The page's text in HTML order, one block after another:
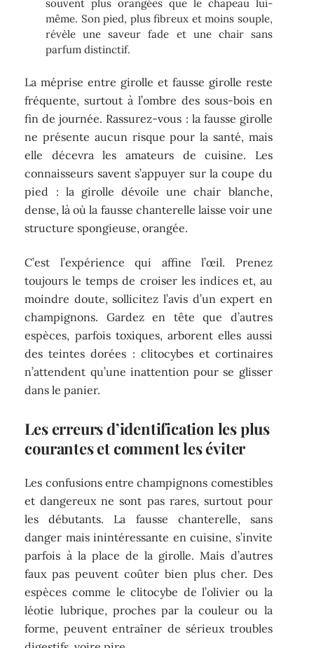
souvent plus orangées que le chapeau lui-
même. Son pied, plus fibreux et moins souple,
révèle une saveur fade et une chair sans
parfum distinctif.
La méprise entre girolle et fausse girolle reste
fréquente, surtout à l’ombre des sous-bois en
fin de journée. Rassurez-vous : la fausse girolle
ne présente aucun risque pour la santé, mais
elle décevra les amateurs de cuisine. Les
connaisseurs savent s’appuyer sur la coupe du
pied : la girolle dévoile une chair blanche,
dense, là où la fausse chanterelle laisse voir une
structure spongieuse, orangée.
C’est l’expérience qui affine l’œil. Prenez
toujours le temps de croiser les indices et, au
moindre doute, sollicitez l’avis d’un expert en
champignons. Gardez en tête que d’autres
espèces, parfois toxiques, arborent elles aussi
des teintes dorées : clitocybes et cortinaires
n’attendent qu’une inattention pour se glisser
dans le panier.
Les erreurs d’identification les plus
courantes et comment les éviter
Les confusions entre champignons comestibles
et dangereux ne sont pas rares, surtout pour
les débutants. La fausse chanterelle, sans
danger mais inintéressante en cuisine, s’invite
parfois à la place de la girolle. Mais d’autres
faux pas peuvent coûter bien plus cher. Des
espèces comme le clitocybe de l’olivier ou la
léotie lubrique, proches par la couleur ou la
forme, peuvent entraîner de sérieux troubles